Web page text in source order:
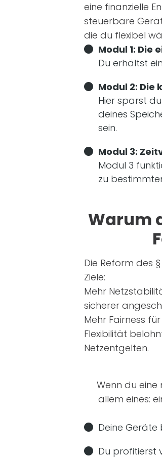
eine finanzielle
steuerbare
die du flexibel
Modul 1: Die
Du erhältst
Modul 2:
Hier sparst
deines
sein.
Modul 3:
Modul 3
zu
Warum
Die Reform des
Ziele:
Mehr
sicherer
Mehr Fairness
Flexibilität
Netzentgelten.
Wenn du eine
allem eines:
Deine Geräte
Du profitierst